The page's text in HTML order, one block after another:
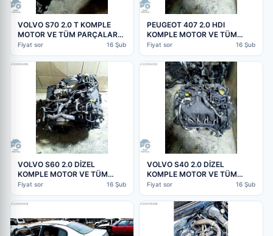
VOLVO S70 2.0 T KOMPLE
MOTOR VE TÜM PARÇALAR
MEVCUTTUR | ÇIKMA PARÇA
Fiyat sor 16 Şub
PEUGEOT 407 2.0 HDI
KOMPLE MOTOR VE TÜM
PARÇALAR MEVCUTTUR |
ÇIKMA PARÇA
Fiyat sor 16 Şub
VOLVO S60 2.0 DİZEL
KOMPLE MOTOR VE TÜM
PARÇALAR MEVCUTTUR |
ÇIKMA PARÇA
Fiyat sor 16 Şub
VOLVO S40 2.0 DİZEL
KOMPLE MOTOR VE TÜM
PARÇALAR MEVCUTTUR |
ÇIKMA PARÇA
Fiyat sor 16 Şub